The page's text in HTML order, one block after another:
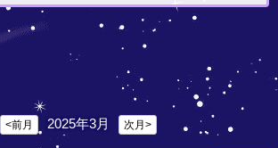
<前月 2025年3月 次月>